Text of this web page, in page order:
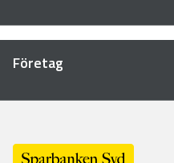
Företag